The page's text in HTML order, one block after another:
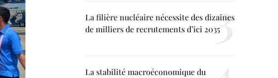
La filière nucléaire nécessite des dizaines
de milliers de recrutements d’ici 2035
La stabilité macroéconomique du